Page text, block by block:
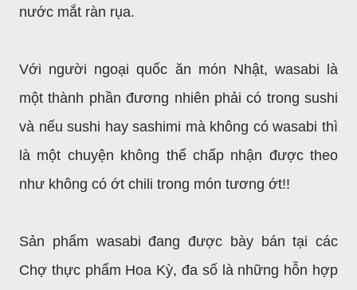
nước mắt ràn rụa.
Với người ngoại quốc ăn món Nhật, wasabi là
một thành phần đương nhiên phải có trong sushi
và nếu sushi hay sashimi mà không có wasabi thì
là một chuyện không thể chấp nhận được theo
như không có ớt chili trong món tương ớt!!
Sản phẩm wasabi đang được bày bán tại các
Chợ thực phẩm Hoa Kỳ, đa số là những hỗn hợp